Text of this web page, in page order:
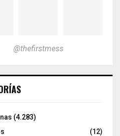
@thefirstmess
(4.283)
(12)